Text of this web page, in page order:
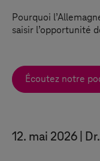
Pourquoi
saisir l’opportunité
Écoutez notre
12. mai 2026